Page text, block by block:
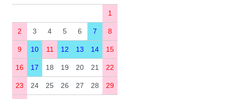
1
2 3 4 5 6 7 8
9 10 11 12 13 14 15
16 17 18 19 20 21 22
23 24 25 26 27 28 29